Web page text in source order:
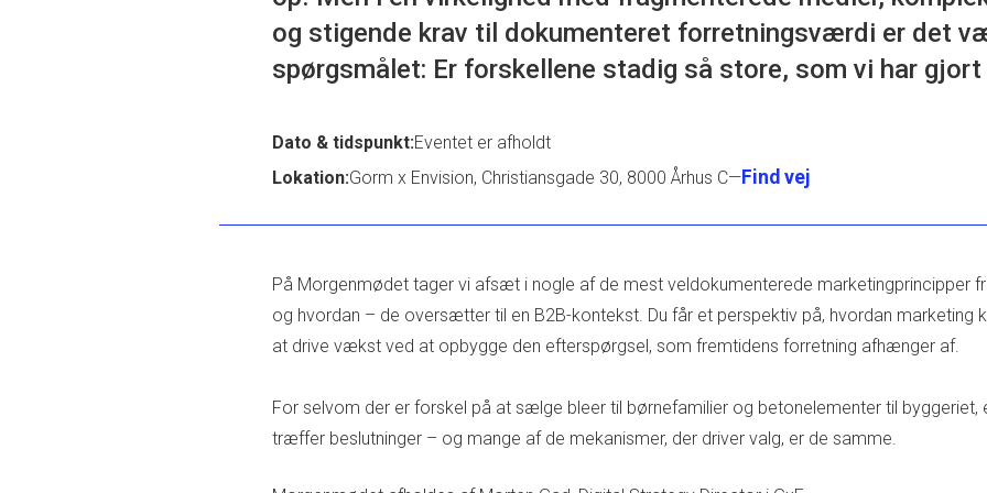
og stigende krav til dokumenteret forretningsværdi er det
spørgsmålet: Er forskellene stadig så store, som vi har
Dato & tidspunkt:Eventet er afholdt
Lokation:Gorm x Envision, Christiansgade 30, 8000 Århus C—Find vej
På Morgenmødet tager vi afsæt i nogle af de mest veldokumenterede marketingprincipper
og hvordan – de oversætter til en B2B-kontekst. Du får et perspektiv på, hvordan marketing
at drive vækst ved at opbygge den efterspørgsel, som fremtidens forretning afhænger af.
For selvom der er forskel på at sælge bleer til børnefamilier og betonelementer til byggeriet,
træffer beslutninger – og mange af de mekanismer, der driver valg, er de samme.